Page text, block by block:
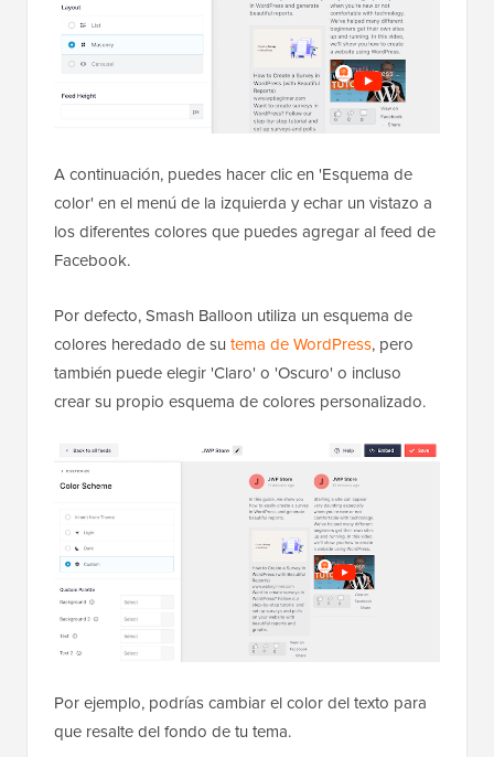
A continuación, puedes hacer clic en 'Esquema de
color' en el menú de la izquierda y echar un vistazo a
los diferentes colores que puedes agregar al feed de
Facebook.
Por defecto, Smash Balloon utiliza un esquema de
colores heredado de su tema de WordPress, pero
también puede elegir 'Claro' o 'Oscuro' o incluso
crear su propio esquema de colores personalizado.
Por ejemplo, podrías cambiar el color del texto para
que resalte del fondo de tu tema.